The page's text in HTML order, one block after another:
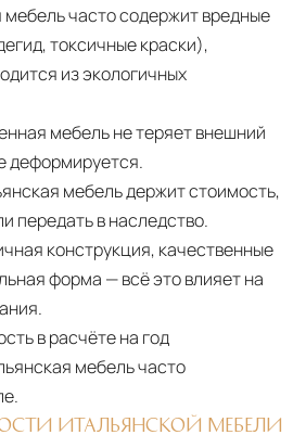
часто содержит вредные
токсичные краски),
из экологичных
мебель не теряет внешний
деформируется.
мебель держит стоимость,
передать в наследство.
конструкция, качественные
форма — всё это влияет на
в расчёте на год
мебель часто
ИТАЛЬЯНСКОЙ МЕБЕЛИ